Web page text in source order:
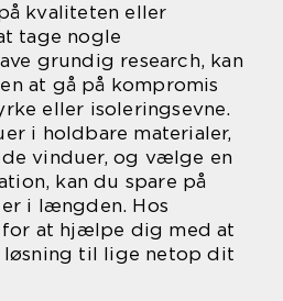
kvaliteten eller
tage nogle
grundig research, kan
at gå på kompromis
eller isoleringsevne.
i holdbare materialer,
vinduer, og vælge en
kan du spare på
i længden. Hos
for at hjælpe dig med at
til lige netop dit